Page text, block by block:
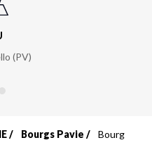
(PV)
Bourgs Pavie
Bourg